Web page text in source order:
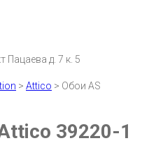
Пацаева д. 7 к. 5
> Attico > Обои AS
39220-1